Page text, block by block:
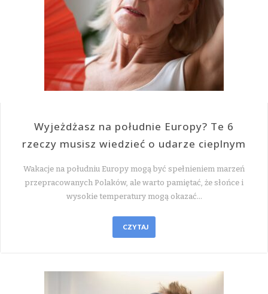
Wyjeżdżasz na południe Europy? Te 6
rzeczy musisz wiedzieć o udarze cieplnym
Wakacje na południu Europy mogą być spełnieniem marzeń
przepracowanych Polaków, ale warto pamiętać, że słońce i
wysokie temperatury mogą okazać…
CZYTAJ